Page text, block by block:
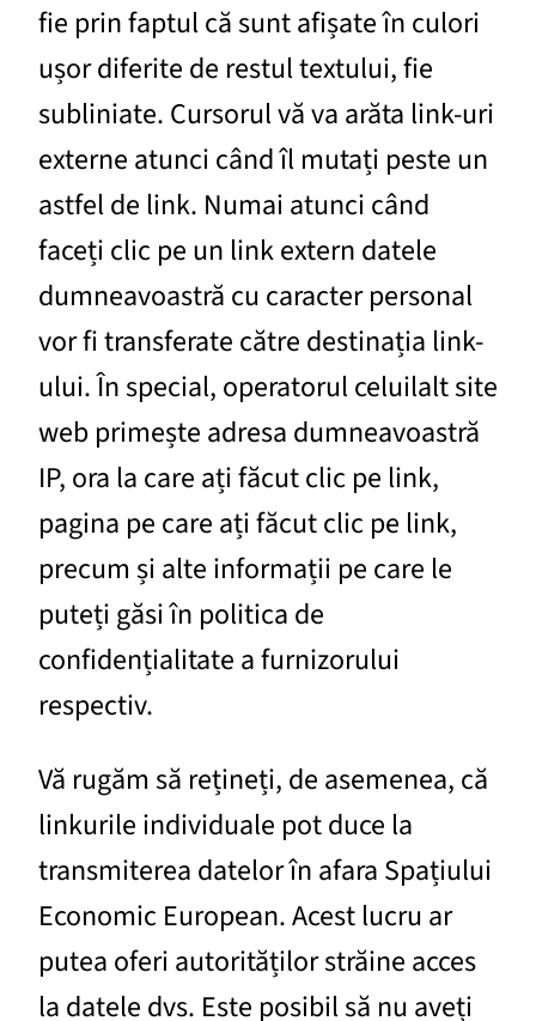
fie prin faptul că sunt afișate în culori
ușor diferite de restul textului, fie
subliniate. Cursorul vă va arăta link-uri
externe atunci când îl mutați peste un
astfel de link. Numai atunci când
faceți clic pe un link extern datele
dumneavoastră cu caracter personal
vor fi transferate către destinația link-
ului. În special, operatorul celuilalt site
web primește adresa dumneavoastră
IP, ora la care ați făcut clic pe link,
pagina pe care ați făcut clic pe link,
precum și alte informații pe care le
puteți găsi în politica de
confidențialitate a furnizorului
respectiv.
Vă rugăm să rețineți, de asemenea, că
linkurile individuale pot duce la
transmiterea datelor în afara Spațiului
Economic European. Acest lucru ar
putea oferi autorităților străine acces
la datele dvs. Este posibil să nu aveți